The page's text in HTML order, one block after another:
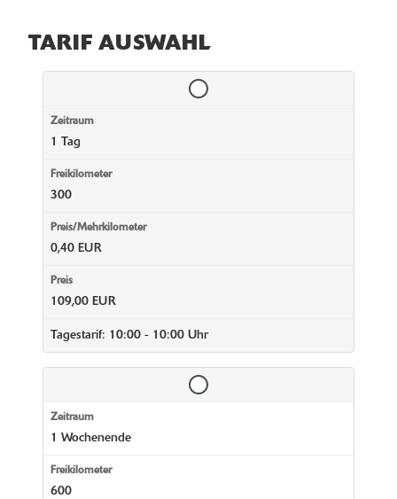
TARIF AUSWAHL
1 Tag
300
0,40 EUR
109,00 EUR
Tagestarif: 10:00 - 10:00 Uhr
1 Wochenende
600